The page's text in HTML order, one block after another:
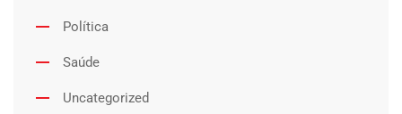
Política
Saúde
Uncategorized